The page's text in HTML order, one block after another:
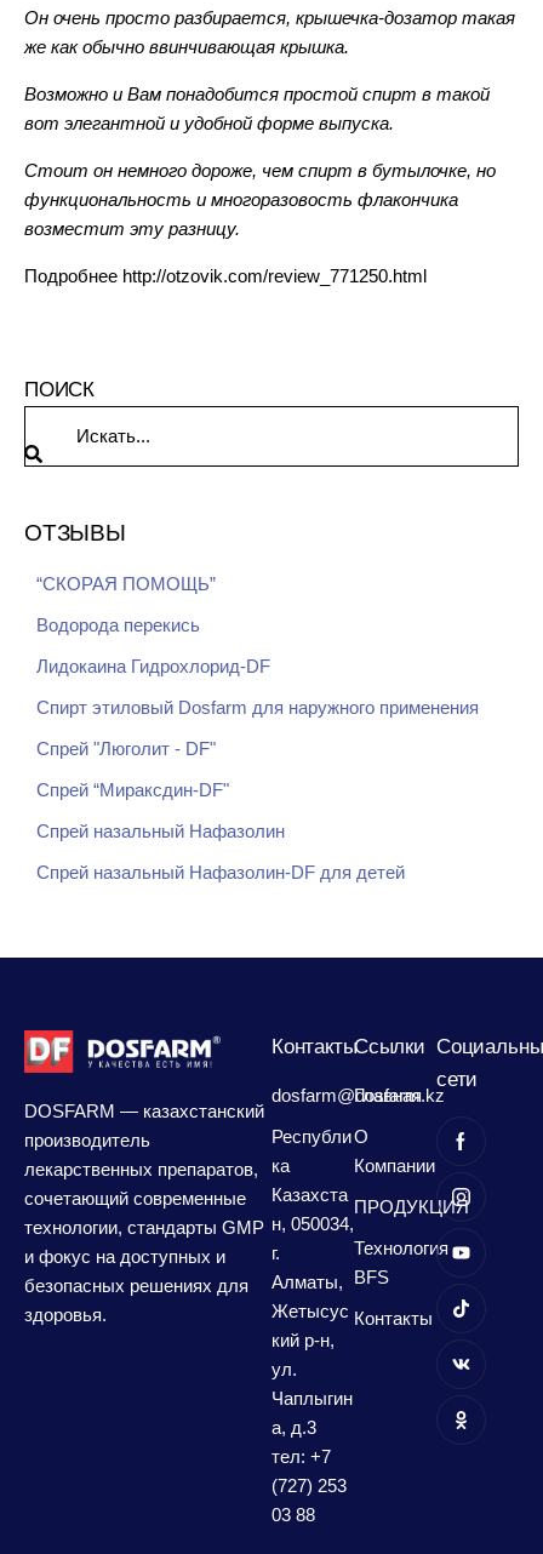
Он очень просто разбирается, крышечка-дозатор такая
же как обычно ввинчивающая крышка.
Возможно и Вам понадобится простой спирт в такой
вот элегантной и удобной форме выпуска.
Стоит он немного дороже, чем спирт в бутылочке, но
функциональность и многоразовость флакончика
возместит эту разницу.
Подробнее http://otzovik.com/review_771250.html
ПОИСК
ОТЗЫВЫ
“СКОРАЯ ПОМОЩЬ”
Водорода перекись
Лидокаина Гидрохлорид-DF
Спирт этиловый Dosfarm для наружного применения
Спрей "Люголит - DF"
Спрей “Мираксдин-DF"
Спрей назальный Нафазолин
Спрей назальный Нафазолин-DF для детей
DOSFARM — казахстанский
производитель
лекарственных препаратов,
сочетающий современные
технологии, стандарты GMP
и фокус на доступных и
безопасных решениях для
здоровья.
Контакты
dosfarm@dosfarm.kz
Республи
ка
Казахста
н, 050034,
г.
Алматы,
Жетысус
кий р-н,
ул.
Чаплыгин
а, д.3
тел: +7
(727) 253
03 88
Сcылки
Главная
О
Компании
ПРОДУКЦИЯ
Технология
BFS
Контакты
сети